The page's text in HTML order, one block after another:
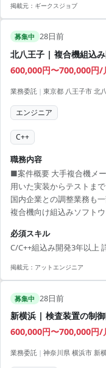
掲載元： ギークスジョブ
募集中 28日前
北八王子 | 複合機組込
600,000円〜700,000円/
業務委託 | 東京都 八王子市 北
エンジニア
C++
職務内容
■案件概要 大手複合機メ
用いた実装からテストま
国内企業との調整業務も
複合機向け組込みソフト
ール調整。 ・WBS作成お
必須スキル
C/C++組込み開発3年以上
掲載元： アットエンジニア
募集中 28日前
新横浜 | 検査装置の制
600,000円〜700,000円/
業務委託 | 神奈川県 横浜市 新